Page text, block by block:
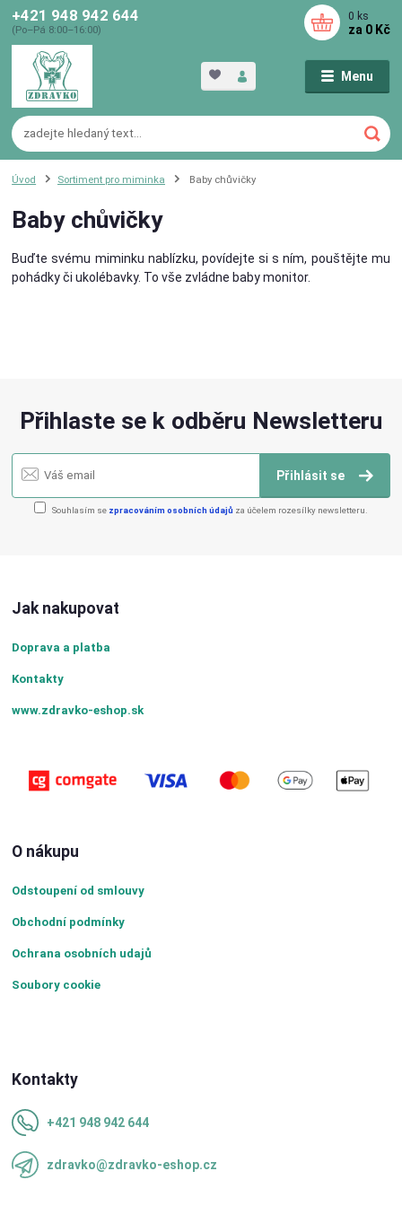
Menu
+421 948 942 644
(Po–Pá 8:00–16:00)
0 ks
za 0 Kč
Úvod Sortiment pro miminka Baby chůvičky
Baby chůvičky
Buďte svému miminku nablízku, povídejte si s ním, pouštějte mu
pohádky či ukolébavky. To vše zvládne baby monitor.
Přihlaste se k odběru Newsletteru
Přihlásit se
Souhlasím se zpracováním osobních údajů za účelem rozesílky newsletteru.
Jak nakupovat
Doprava a platba
Kontakty
www.zdravko-eshop.sk
O nákupu
Odstoupení od smlouvy
Obchodní podmínky
Ochrana osobních udajů
Soubory cookie
Kontakty
+421 948 942 644
zdravko@zdravko-eshop.cz